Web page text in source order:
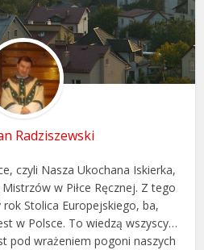
Radziszewski
czyli Nasza Ukochana Iskierka,
w Piłce Ręcznej. Z tego
Stolica Europejskiego, ba,
w Polsce. To wiedzą wszyscy…
pod wrażeniem pogoni naszych